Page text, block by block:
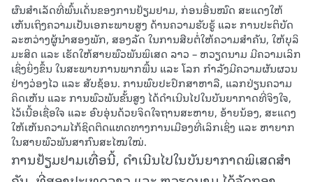
ຜົນສໍາເລັດທີ່ພົ້ນເດັ່ນຂອງການຢ້ຽມຢາມ, ກ່ອນອື່ນໝົດ ສະແດງໃຫ້
ເຫັນເຖິງຄວາມເປັນເອກະພາບສູງ ດ້ານຄວາມຮັບຮູ້ ແລະ ການປະຕິບັດ
ລະຫວ່າງຜູ້ນໍາສອງພັກ, ສອງລັດ ໃນການສືບຕໍ່ໃຫ້ຄວາມສໍາຄັນ, ໃຫ້ບຸລິ
ມະສິດ ແລະ ເຮັດໃຫ້ສາຍພົວພັນພິເສດ ລາວ – ຫວຽດນາມ ມີຄວາມເລິກ
ເຊິ່ງຍິ່ງຂຶ້ນ ໃນສະພາບການພາກພື້ນ ແລະ ໂລກ ກໍາລັງມີຄວາມຜັນຜວນ
ຢ່າງວ່ອງໄວ ແລະ ສັບຊ້ອນ. ການພົບປະປຶກສາຫາລື, ແລກປ່ຽນຄວາມ
ຄິດເຫັນ ແລະ ການພົວພັນຂັ້ນສູງ ໄດ້ດໍາເນີນໄປໃນບັນຍາກາດທີ່ຈິງໃຈ,
ໄວ້ເນື້ອເຊື່ອໃຈ ແລະ ອົບອຸ່ນດ້ວຍຈິດໃຈຖານສະຫາຍ, ອ້າຍນ້ອງ, ສະແດງ
ໃຫ້ເຫັນຄວາມໄກ້ຊິດຕິດແທດທາງການເມືອງທີ່ເລິກເຊິ່ງ ແລະ ຫາຍາກ
ໃນສາຍພົວພັນສາກົນສະໄໝໃໝ່.
ການຢ້ຽມຢາມເທື່ອນີ້, ດໍາເນີນໄປໃນບັນຍາກາດພິເສດສໍາ